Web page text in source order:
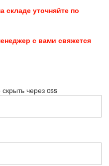
складе уточняйте по
с вами свяжется
через css